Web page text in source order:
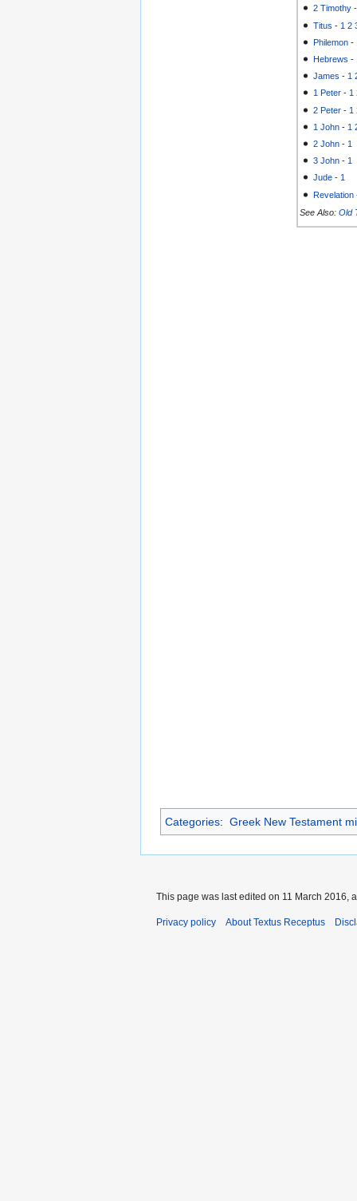
2 Timothy
Titus - 1 2
Philemon -
Hebrews -
James - 1
1 Peter - 1
2 Peter - 1
1 John - 1
2 John - 1
3 John - 1
Jude - 1
Revelation
See Also: Old
Categories: Greek New Testament
This page was last edited on 11 March 2016,
Privacy policy About Textus Receptus